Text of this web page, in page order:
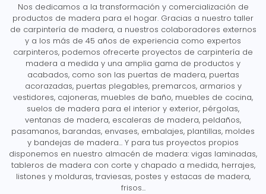
Nos dedicamos a la transformación y comercialización de
productos de madera para el hogar. Gracias a nuestro taller
de carpintería de madera, a nuestros colaboradores externos
y a los más de 45 años de experiencia como expertos
carpinteros, podemos ofrecerte proyectos de carpintería de
madera a medida y una amplia gama de productos y
acabados, como son las puertas de madera, puertas
acorazadas, puertas plegables, premarcos, armarios y
vestidores, cajoneras, muebles de baño, muebles de cocina,
suelos de madera para el interior y exterior, pérgolas,
ventanas de madera, escaleras de madera, peldaños,
pasamanos, barandas, envases, embalajes, plantillas, moldes
y bandejas de madera... Y para tus proyectos propios
disponemos en nuestro almacén de madera: vigas laminadas,
tableros de madera con corte y chapado a medida, herrajes,
listones y molduras, traviesas, postes y estacas de madera,
frisos...